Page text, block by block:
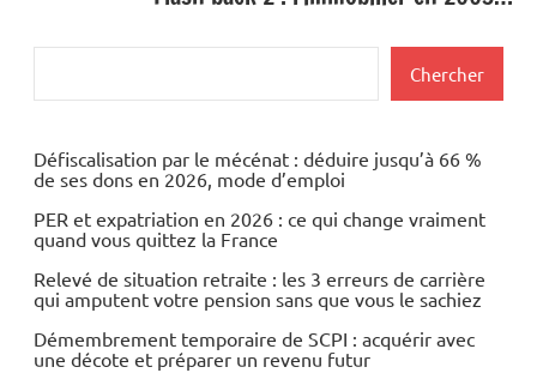
Chercher
Défiscalisation par le mécénat : déduire jusqu’à 66 %
de ses dons en 2026, mode d’emploi
PER et expatriation en 2026 : ce qui change vraiment
quand vous quittez la France
Relevé de situation retraite : les 3 erreurs de carrière
qui amputent votre pension sans que vous le sachiez
Démembrement temporaire de SCPI : acquérir avec
une décote et préparer un revenu futur